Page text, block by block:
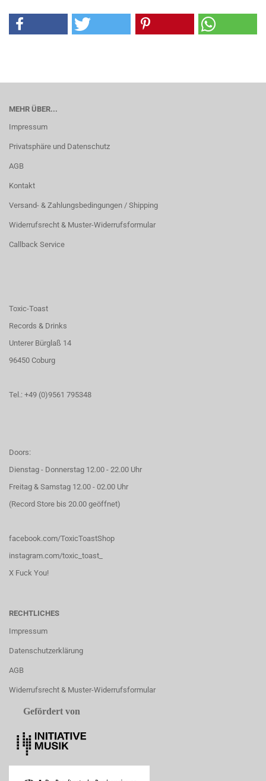
MEHR ÜBER...
Impressum
Privatsphäre und Datenschutz
AGB
Kontakt
Versand- & Zahlungsbedingungen / Shipping
Widerrufsrecht & Muster-Widerrufsformular
Callback Service
Toxic-Toast
Records & Drinks
Unterer Bürglaß 14
96450 Coburg
Tel.: +49 (0)9561 795348
Doors:
Dienstag - Donnerstag 12.00 - 22.00 Uhr
Freitag & Samstag 12.00 - 02.00 Uhr
(Record Store bis 20.00 geöffnet)
facebook.com/ToxicToastShop
instagram.com/toxic_toast_
X Fuck You!
RECHTLICHES
Impressum
Datenschutzerklärung
AGB
Widerrufsrecht & Muster-Widerrufsformular
Gefördert von